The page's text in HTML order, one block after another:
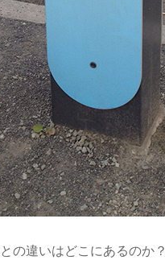
の違いはどこにあるのか？